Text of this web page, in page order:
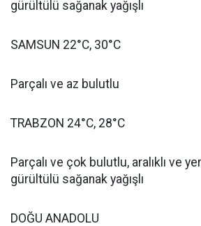
gürültülü sağanak yağışlı
SAMSUN 22°C, 30°C
Parçalı ve az bulutlu
TRABZON 24°C, 28°C
Parçalı ve çok bulutlu, aralıklı ve
gürültülü sağanak yağışlı
DOĞU ANADOLU